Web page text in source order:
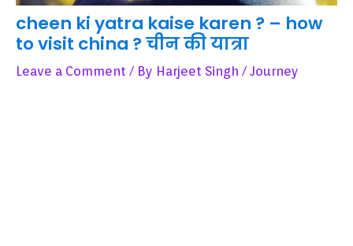
cheen ki yatra kaise karen ? – how
to visit china ? चीन की यात्रा
Leave a Comment / By Harjeet Singh / Journey